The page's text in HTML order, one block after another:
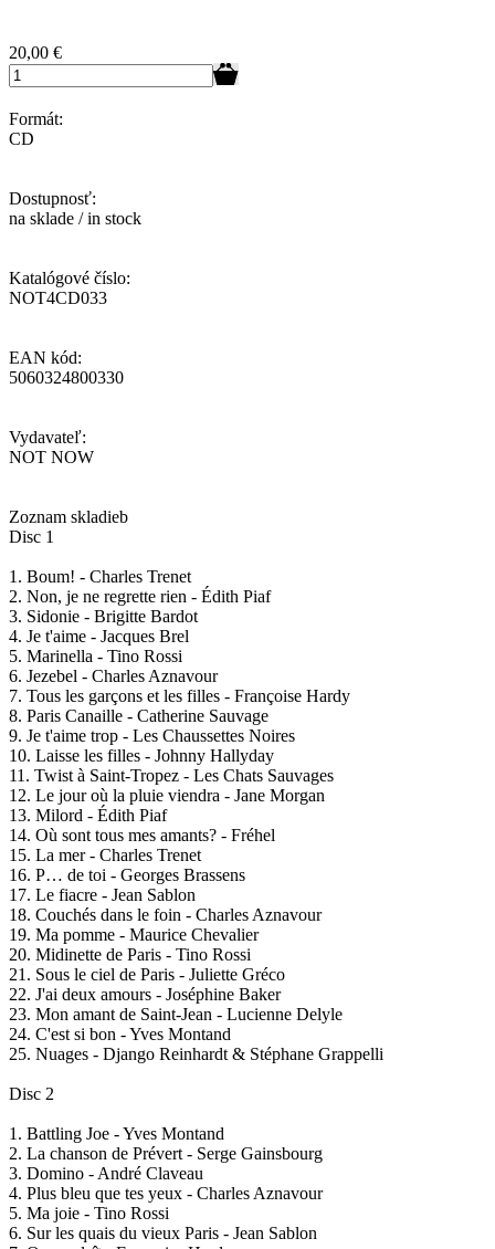
20,00 €
Formát:
CD
Dostupnosť:
na sklade / in stock
Katalógové číslo:
NOT4CD033
EAN kód:
5060324800330
Vydavateľ:
NOT NOW
Zoznam skladieb
Disc 1
1. Boum! - Charles Trenet
2. Non, je ne regrette rien - Édith Piaf
3. Sidonie - Brigitte Bardot
4. Je t'aime - Jacques Brel
5. Marinella - Tino Rossi
6. Jezebel - Charles Aznavour
7. Tous les garçons et les filles - Françoise Hardy
8. Paris Canaille - Catherine Sauvage
9. Je t'aime trop - Les Chaussettes Noires
10. Laisse les filles - Johnny Hallyday
11. Twist à Saint-Tropez - Les Chats Sauvages
12. Le jour où la pluie viendra - Jane Morgan
13. Milord - Édith Piaf
14. Où sont tous mes amants? - Fréhel
15. La mer - Charles Trenet
16. P… de toi - Georges Brassens
17. Le fiacre - Jean Sablon
18. Couchés dans le foin - Charles Aznavour
19. Ma pomme - Maurice Chevalier
20. Midinette de Paris - Tino Rossi
21. Sous le ciel de Paris - Juliette Gréco
22. J'ai deux amours - Joséphine Baker
23. Mon amant de Saint-Jean - Lucienne Delyle
24. C'est si bon - Yves Montand
25. Nuages - Django Reinhardt & Stéphane Grappelli
Disc 2
1. Battling Joe - Yves Montand
2. La chanson de Prévert - Serge Gainsbourg
3. Domino - André Claveau
4. Plus bleu que tes yeux - Charles Aznavour
5. Ma joie - Tino Rossi
6. Sur les quais du vieux Paris - Jean Sablon